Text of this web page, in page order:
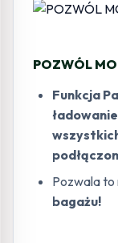
POZWÓL
Funkcja
Pozwala to
bagażu!